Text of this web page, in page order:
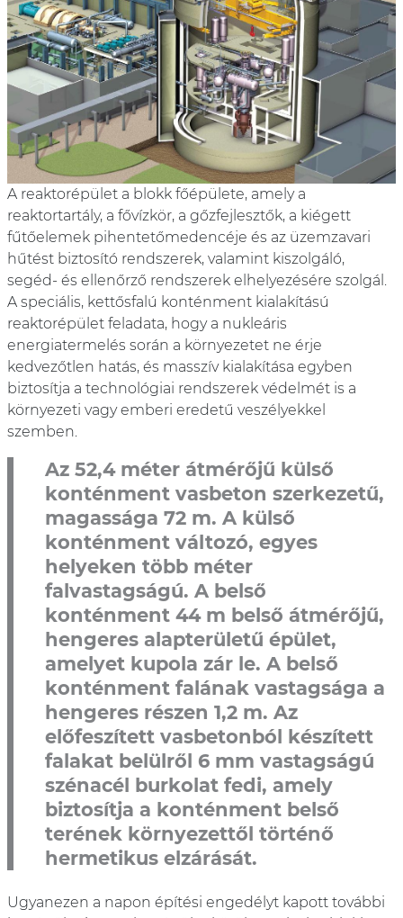
A reaktorépület a blokk főépülete, amely a
reaktortartály, a fővízkör, a gőzfejlesztők, a kiégett
fűtőelemek pihentetőmedencéje és az üzemzavari
hűtést biztosító rendszerek, valamint kiszolgáló,
segéd- és ellenőrző rendszerek elhelyezésére szolgál.
A speciális, kettősfalú konténment kialakítású
reaktorépület feladata, hogy a nukleáris
energiatermelés során a környezetet ne érje
kedvezőtlen hatás, és masszív kialakítása egyben
biztosítja a technológiai rendszerek védelmét is a
környezeti vagy emberi eredetű veszélyekkel
szemben.
Az 52,4 méter átmérőjű külső
konténment vasbeton szerkezetű,
magassága 72 m. A külső
konténment változó, egyes
helyeken több méter
falvastagságú. A belső
konténment 44 m belső átmérőjű,
hengeres alapterületű épület,
amelyet kupola zár le. A belső
konténment falának vastagsága a
hengeres részen 1,2 m. Az
előfeszített vasbetonból készített
falakat belülről 6 mm vastagságú
szénacél burkolat fedi, amely
biztosítja a konténment belső
terének környezettől történő
hermetikus elzárását.
Ugyanezen a napon építési engedélyt kapott további